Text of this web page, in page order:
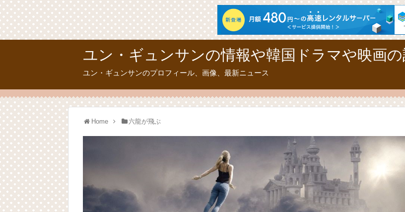
ユン・ギュンサンの情報や韓国ドラマや映画
ユン・ギュンサンのプロフィール、画像、最新ニュース
Home 六龍が飛ぶ